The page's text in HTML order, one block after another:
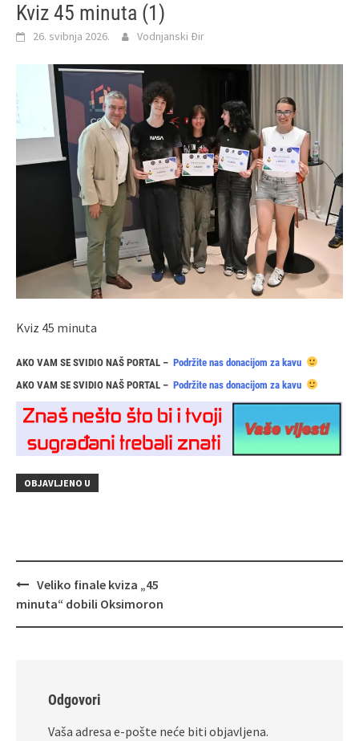
Kviz 45 minuta (1)
26. svibnja 2026. Vodnjanski Đir
Kviz 45 minuta
AKO VAM SE SVIDIO NAŠ PORTAL – Podržite nas donacijom za kavu
AKO VAM SE SVIDIO NAŠ PORTAL – Podržite nas donacijom za kavu
OBJAVLJENO U
Navigacija
objava
Veliko finale kviza „45
minuta“ dobili Oksimoron
Odgovori
Vaša adresa e-pošte neće biti objavljena.